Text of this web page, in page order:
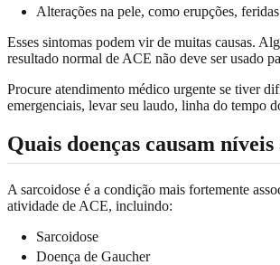
Alterações na pele, como erupções,
Esses sintomas podem vir de muitas causas.
resultado normal de ACE não deve ser usado
Procure atendimento médico urgente se tiver
emergenciais, levar seu laudo, linha do tempo
Quais doenças causam
A sarcoidose é a condição mais fortemente
atividade de ACE, incluindo:
Sarcoidose
Doença de Gaucher